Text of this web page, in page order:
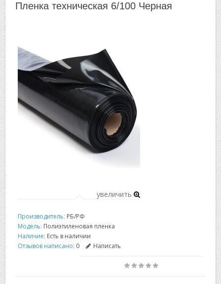
Пленка техническая 6/100 Черная
увеличить
Производитель: РБ/РФ
Модель: Полиэтиленовая пленка
Наличие: Есть в наличии
Отзывов написано: 0 Написать